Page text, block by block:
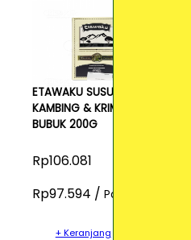
ETAWAKU SUSU
KAMBING & KRIMER
BUBUK 200G
Rp106.081
Rp97.594 / Pcs
+ Keranjang